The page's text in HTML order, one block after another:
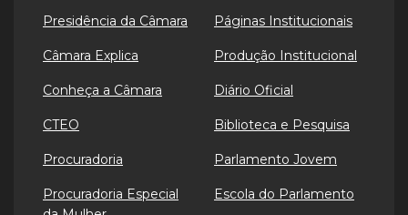
Presidência da Câmara
Câmara Explica
Conheça a Câmara
CTEO
Procuradoria
Procuradoria Especial
Páginas Institucionais
Produção Institucional
Diário Oficial
Biblioteca e Pesquisa
Parlamento Jovem
Escola do Parlamento